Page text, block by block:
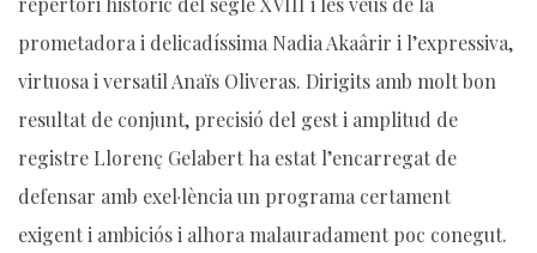
prometadora i delicadíssima Nadia Akaârir i l’expressiva,
virtuosa i versatil Anaïs Oliveras. Dirigits amb molt bon
resultat de conjunt, precisió del gest i amplitud de
registre Llorenç Gelabert ha estat l’encarregat de
defensar amb exel·lència un programa certament
exigent i ambiciós i alhora malauradament poc conegut.